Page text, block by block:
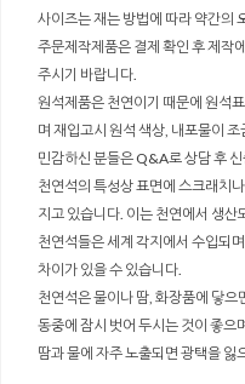
사이즈는 재는 방법에 따라 약간의
주문제작제품은 결제 확인 후 제작
주시기 바랍니다.
원석제품은 천연이기 때문에 원석
며 재입고시 원석 색상, 내포물이
민감하신 분들은 Q&A로 상담 후
천연석의 특성상 표면에 스크래치
지고 있습니다. 이는 천연에서 생
천연석들은 세계 각지에서 수입되
차이가 있을 수 있습니다.
천연석은 물이나 땀, 화장품에 닿으
동중에 잠시 벗어 두시는 것이 좋으
땀과 물에 자주 노출되면 광택을 잃